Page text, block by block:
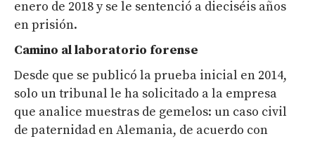
enero de 2018 y se le sentenció a dieciséis años
en prisión.
Camino al laboratorio forense
Desde que se publicó la prueba inicial en 2014,
solo un tribunal le ha solicitado a la empresa
que analice muestras de gemelos: un caso civil
de paternidad en Alemania, de acuerdo con